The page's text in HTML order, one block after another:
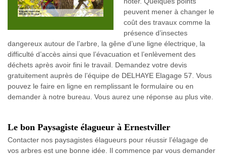
peuvent mener à changer le
coût des travaux comme la
présence d’insectes
dangereux autour de l’arbre, la gêne d’une ligne électrique, la
difficulté d’accès ainsi que l’évacuation et l’enlèvement des
déchets après avoir fini le travail. Demandez votre devis
gratuitement auprès de l’équipe de DELHAYE Elagage 57. Vous
pouvez le faire en ligne en remplissant le formulaire ou en
demander à notre bureau. Vous aurez une réponse au plus vite.
Le bon Paysagiste élagueur à Ernestviller
Contacter nos paysagistes élagueurs pour réussir l’élagage de
vos arbres est une bonne idée. Il commence par vous demander